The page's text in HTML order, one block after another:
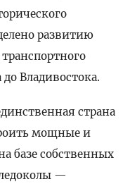
развитию
Владивостока.
страна
мощные и
базе собственных
—